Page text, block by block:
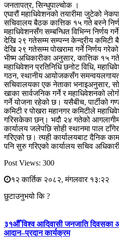
जनतापत्र, सिन्धुपाल्चोक ।
एघारौं महाधिवेशनको तयारीमा जुटेको
सचिवालय बैठक कात्तिक १५ गते बस्ने
महाधिवेशनसँग सम्बन्धित विभिन्न निर्णय
देखि २९ गतेसम्म सम्पन्न केन्द्रीय कमिटी
देखि २९ गतेसम्म पोखरामा गर्ने निर्णय
भीष्म अधिकारीका अनुसार, कात्तिक १५
महाधिवेशन प्रतिनिधि छनोट विधि,
गठन, स्थानीय आयोजकसँग समन्वयलगायत
सचिवालयका एक नेताका भनाइअनुसार,
खाका सार्वजनिक गर्ने र महाधिवेशनको
गर्ने योजना रहेको छ। यसैबीच, पार्टीको
कमिटी र पोखरा महानगर कमिटीले
गरिसकेका छन्। भदौ २४ गतेको
कार्यालय जलेपछि सोही स्थानमा पाल
गरिएको छ। त्यही कार्यालयबाट दैनिक
पनि सुरु गरिएको कार्यालय सचिव
Post Views: 300
१२ कार्तिक २०८२, मंगलवार १३:२२
छुटाउनुभयो कि ?
३१औँ विश्व आदिवासी जनजाति दिवसका
आदान–प्रदान कार्यक्रम